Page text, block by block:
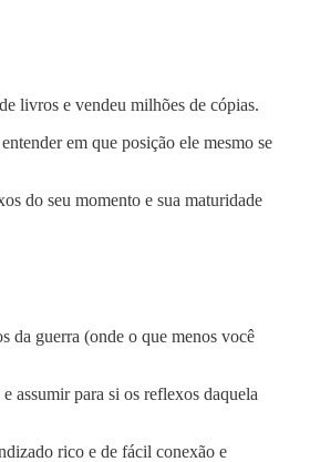
livros e vendeu milhões de cópias.
em que posição ele mesmo se
do seu momento e sua maturidade
da guerra (onde o que menos você
assumir para si os reflexos daquela
rico e de fácil conexão e